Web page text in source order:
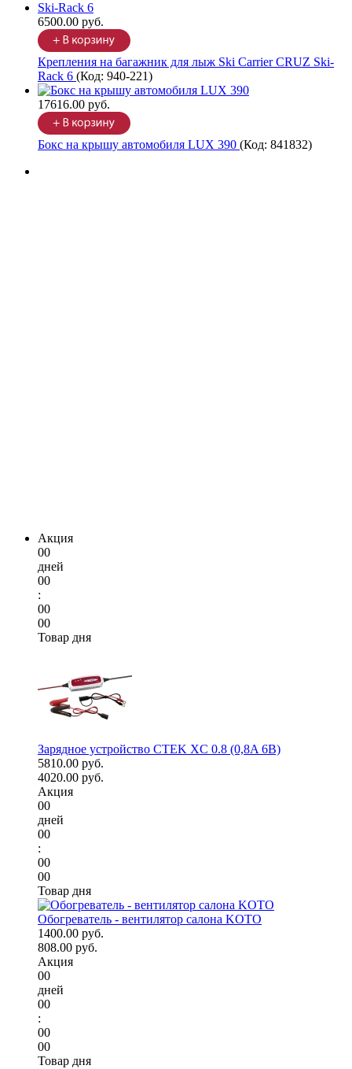
6500.00 руб.
Крепления на багажник для лыж Ski Carrier CRUZ Ski-
Rack 6 (Код: 940-221)
17616.00 руб.
Бокс на крышу автомобиля LUX 390 (Код: 841832)
Акция
00
дней
00
:
00
00
Товар дня
Зарядное устройство CTEK XC 0.8 (0,8A 6В)
5810.00 руб.
4020.00 руб.
Акция
00
дней
00
:
00
00
Товар дня
Обогреватель - вентилятор салона KOTO
1400.00 руб.
808.00 руб.
Акция
00
дней
00
:
00
00
Товар дня